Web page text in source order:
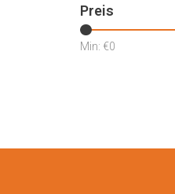
Preis
Min: €0